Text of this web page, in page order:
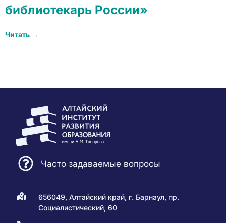
библиотекарь России»
Читать →
Часто задаваемые вопросы
656049, Алтайский край, г. Барнаул, пр.
Социалистический, 60